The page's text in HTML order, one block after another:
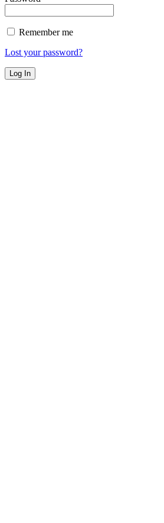
Remember me
Lost your password?